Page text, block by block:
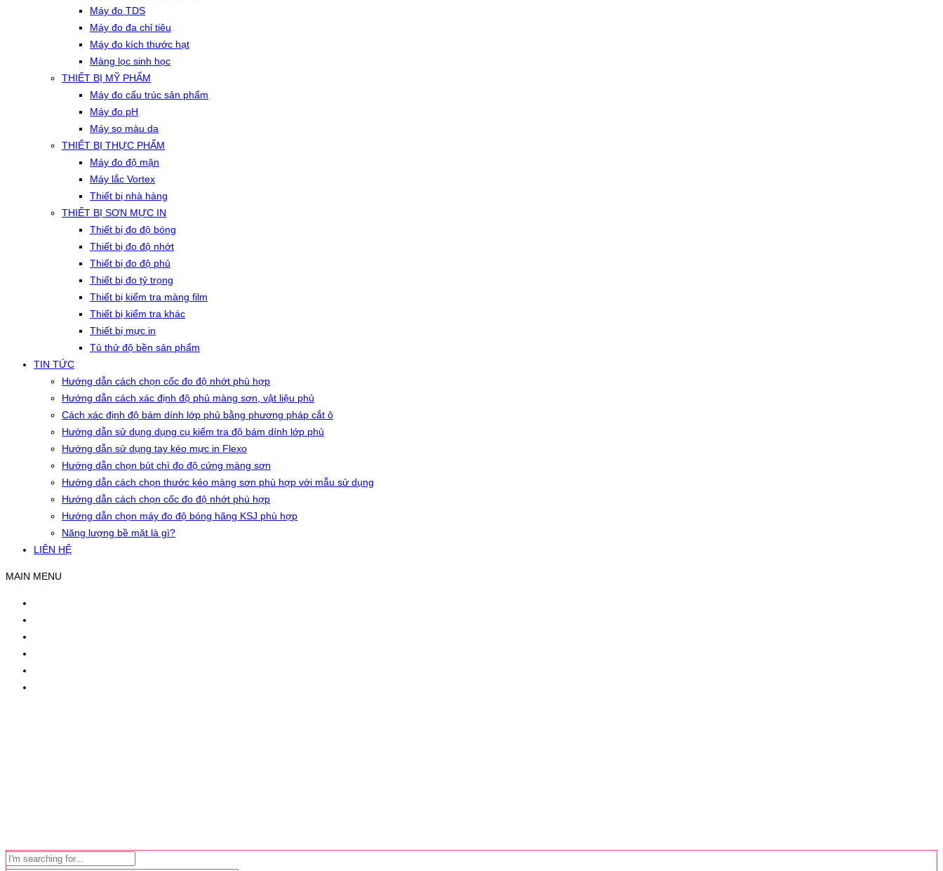
Máy đo TDS
Máy đo đa chỉ tiêu
Máy đo kích thước hạt
Màng lọc sinh học
THIẾT BỊ MỸ PHẨM
Máy đo cấu trúc sản phẩm
Máy đo pH
Máy so màu da
THIẾT BỊ THỰC PHẨM
Máy đo độ mặn
Máy lắc Vortex
Thiết bị nhà hàng
THIẾT BỊ SƠN MỰC IN
Thiết bị đo độ bóng
Thiết bị đo độ nhớt
Thiết bị đo độ phủ
Thiết bị đo tỷ trọng
Thiết bị kiểm tra màng film
Thiết bị kiểm tra khác
Thiết bị mực in
Tủ thử độ bền sản phẩm
TIN TỨC
Hướng dẫn cách chọn cốc đo độ nhớt phù hợp
Hướng dẫn cách xác định độ phủ màng sơn, vật liệu phủ
Cách xác định độ bám dính lớp phủ bằng phương pháp cắt ô
Hướng dẫn sử dụng dụng cụ kiểm tra độ bám dính lớp phủ
Hướng dẫn sử dụng tay kéo mực in Flexo
Hướng dẫn chọn bút chì đo độ cứng màng sơn
Hướng dẫn cách chọn thước kéo màng sơn phù hợp với mẫu sử dụng
Hướng dẫn cách chọn cốc đo độ nhớt phù hợp
Hướng dẫn chọn máy đo độ bóng hãng KSJ phù hợp
Năng lượng bề mặt là gì?
LIÊN HỆ
MAIN MENU